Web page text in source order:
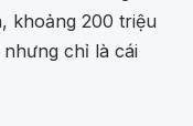
khoảng 200 triệu
chỉ là cái